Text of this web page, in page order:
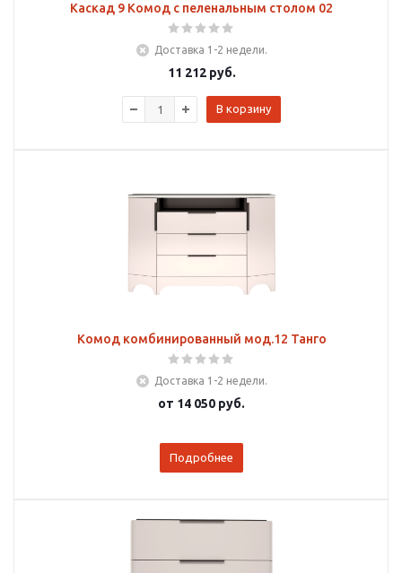
Каскад 9 Комод с пеленальным столом 02
Доставка 1-2 недели.
11 212руб.
В корзину
Комод комбинированный мод.12 Танго
Доставка 1-2 недели.
от 14 050 руб.
Подробнее